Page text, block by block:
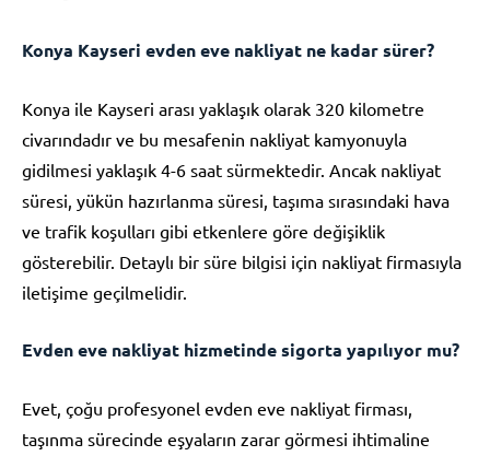
Konya Kayseri evden eve nakliyat ne kadar sürer?
Konya ile Kayseri arası yaklaşık olarak 320 kilometre
civarındadır ve bu mesafenin nakliyat kamyonuyla
gidilmesi yaklaşık 4-6 saat sürmektedir. Ancak nakliyat
süresi, yükün hazırlanma süresi, taşıma sırasındaki hava
ve trafik koşulları gibi etkenlere göre değişiklik
gösterebilir. Detaylı bir süre bilgisi için nakliyat firmasıyla
iletişime geçilmelidir.
Evden eve nakliyat hizmetinde sigorta yapılıyor mu?
Evet, çoğu profesyonel evden eve nakliyat firması,
taşınma sürecinde eşyaların zarar görmesi ihtimaline